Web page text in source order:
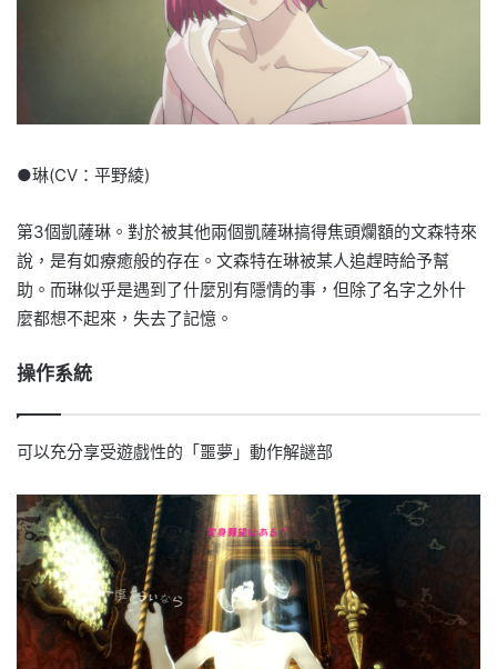
●琳(CV：平野綾)
第3個凱薩琳。對於被其他兩個凱薩琳搞得焦頭爛額的文森特來
說，是有如療癒般的存在。文森特在琳被某人追趕時給予幫
助。而琳似乎是遇到了什麼別有隱情的事，但除了名字之外什
麼都想不起來，失去了記憶。
操作系統
可以充分享受遊戲性的「噩夢」動作解謎部